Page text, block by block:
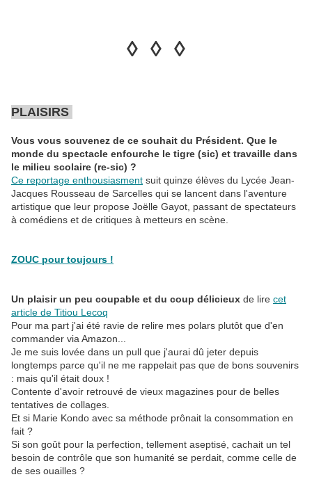
◊ ◊ ◊
PLAISIRS
Vous vous souvenez de ce souhait du Président. Que le
monde du spectacle enfourche le tigre (sic) et travaille dans
le milieu scolaire (re-sic) ?
Ce reportage enthousiasment suit quinze élèves du Lycée Jean-
Jacques Rousseau de Sarcelles qui se lancent dans l'aventure
artistique que leur propose Joëlle Gayot, passant de spectateurs
à comédiens et de critiques à metteurs en scène.
ZOUC pour toujours !
Un plaisir un peu coupable et du coup délicieux de lire cet
article de Titiou Lecoq
Pour ma part j'ai été ravie de relire mes polars plutôt que d'en
commander via Amazon...
Je me suis lovée dans un pull que j'aurai dû jeter depuis
longtemps parce qu'il ne me rappelait pas que de bons souvenirs
: mais qu'il était doux !
Contente d'avoir retrouvé de vieux magazines pour de belles
tentatives de collages.
Et si Marie Kondo avec sa méthode prônait la consommation en
fait ?
Si son goût pour la perfection, tellement aseptisé, cachait un tel
besoin de contrôle que son humanité se perdait, comme celle de
de ses ouailles ?